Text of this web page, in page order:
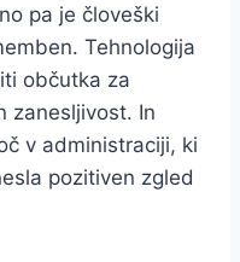
pa je človeški
Tehnologija
občutka za
zanesljivost. In
v administraciji, ki
pozitiven zgled